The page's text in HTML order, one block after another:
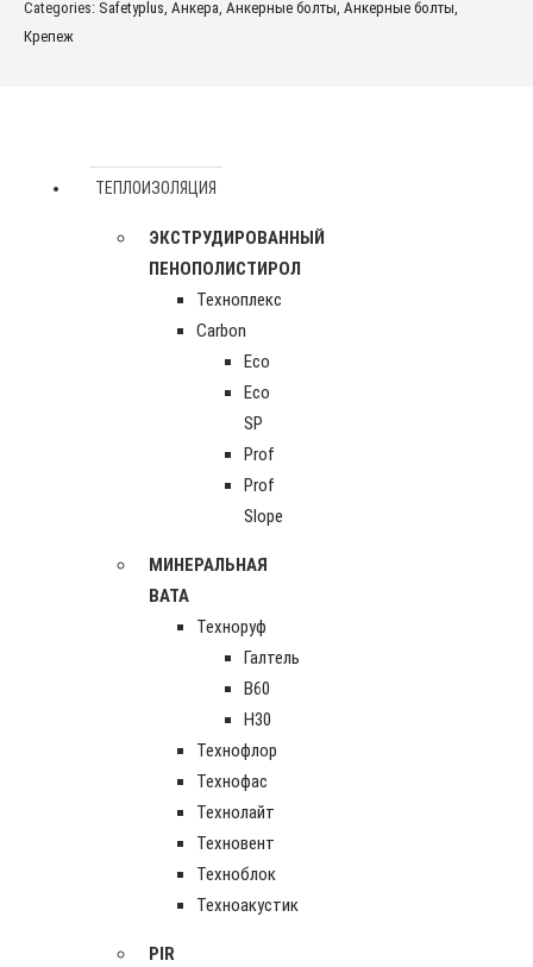
Categories: Safetyplus, Анкера, Анкерные болты, Анкерные болты,
Крепеж
ТЕПЛОИЗОЛЯЦИЯ
ЭКСТРУДИРОВАННЫЙ
ПЕНОПОЛИСТИРОЛ
Техноплекс
Carbon
Eco
Eco
SP
Prof
Prof
Slope
МИНЕРАЛЬНАЯ
ВАТА
Техноруф
Галтель
В60
Н30
Технофлор
Технофас
Технолайт
Техновент
Техноблок
Техноакустик
PIR